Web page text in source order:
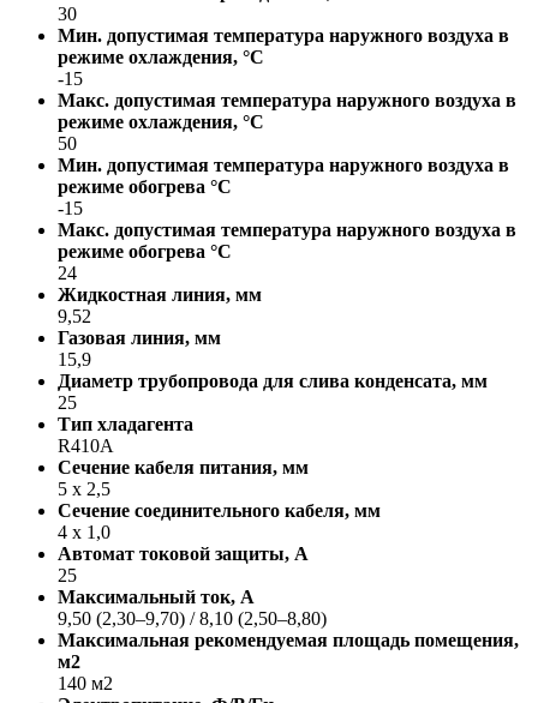
30
Мин. допустимая температура наружного воздуха в
режиме охлаждения, °С
-15
Макс. допустимая температура наружного воздуха в
режиме охлаждения, °С
50
Мин. допустимая температура наружного воздуха в
режиме обогрева °С
-15
Макс. допустимая температура наружного воздуха в
режиме обогрева °С
24
Жидкостная линия, мм
9,52
Газовая линия, мм
15,9
Диаметр трубопровода для слива конденсата, мм
25
Тип хладагента
R410A
Сечение кабеля питания, мм
5 х 2,5
Сечение соединительного кабеля, мм
4 х 1,0
Автомат токовой защиты, A
25
Максимальный ток, А
9,50 (2,30–9,70) / 8,10 (2,50–8,80)
Максимальная рекомендуемая площадь помещения,
м2
140 м2